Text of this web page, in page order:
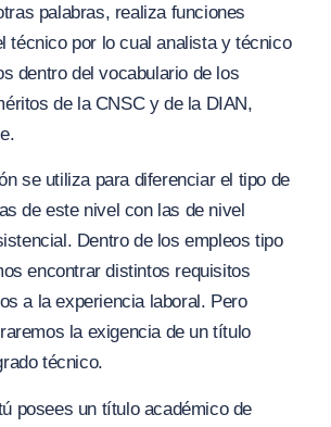
palabras, realiza funciones
técnico por lo cual analista y técnico
dentro del vocabulario de los
de la CNSC y de la DIAN,
se utiliza para diferenciar el tipo de
de este nivel con las de nivel
Dentro de los empleos tipo
encontrar distintos requisitos
a la experiencia laboral. Pero
la exigencia de un título
técnico.
posees un título académico de